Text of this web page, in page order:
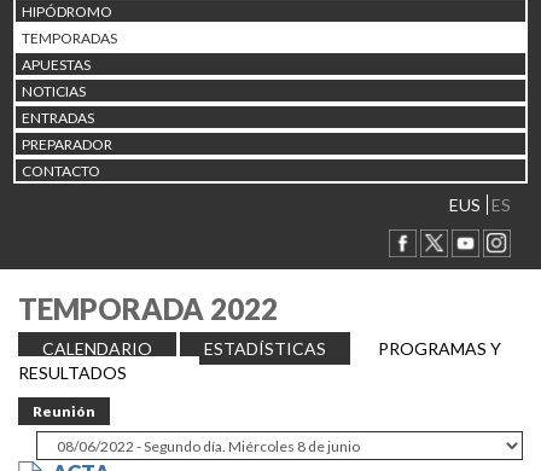
HIPÓDROMO
TEMPORADAS
APUESTAS
NOTICIAS
ENTRADAS
PREPARADOR
CONTACTO
EUS ES
TEMPORADA 2022
CALENDARIO ESTADÍSTICAS
PROGRAMAS Y
RESULTADOS
Reunión